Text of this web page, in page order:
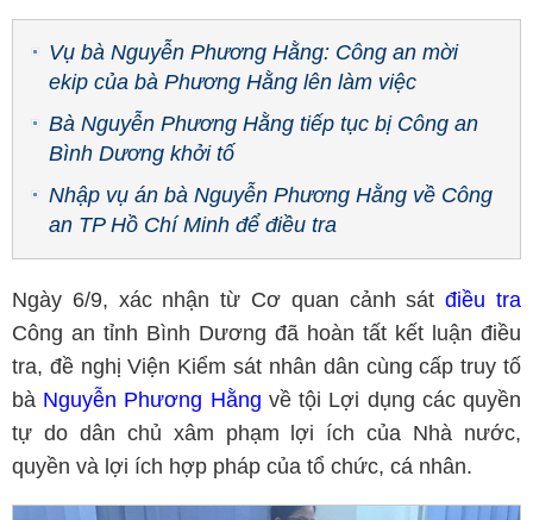
Vụ bà Nguyễn Phương Hằng: Công an mời
ekip của bà Phương Hằng lên làm việc
Bà Nguyễn Phương Hằng tiếp tục bị Công an
Bình Dương khởi tố
Nhập vụ án bà Nguyễn Phương Hằng về Công
an TP Hồ Chí Minh để điều tra
Ngày 6/9, xác nhận từ Cơ quan cảnh sátđiều tra
Công an tỉnh Bình Dương đã hoàn tất kết luận điều
tra, đề nghị Viện Kiểm sát nhân dân cùng cấp truy tố
bà Nguyễn Phương Hằng về tội Lợi dụng các quyền
tự do dân chủ xâm phạm lợi ích của Nhà nước,
quyền và lợi ích hợp pháp của tổ chức, cá nhân.